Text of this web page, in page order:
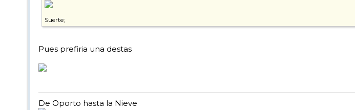
Suerte;
Pues prefiria una destas
De Oporto hasta la Nieve